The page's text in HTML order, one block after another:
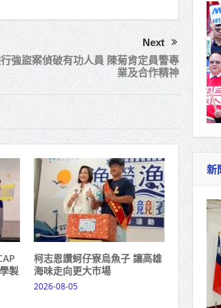
Next
強盜案偵破有功人員 陳菊肯定員警專
業及合作精神
製
柯志恩讚蚵仔寮烏魚子 讓高雄
海味走向更大市場
2026-08-05
新